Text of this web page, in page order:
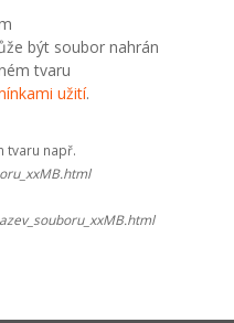
být soubor nahrán
tvaru
užití.
tvaru např.